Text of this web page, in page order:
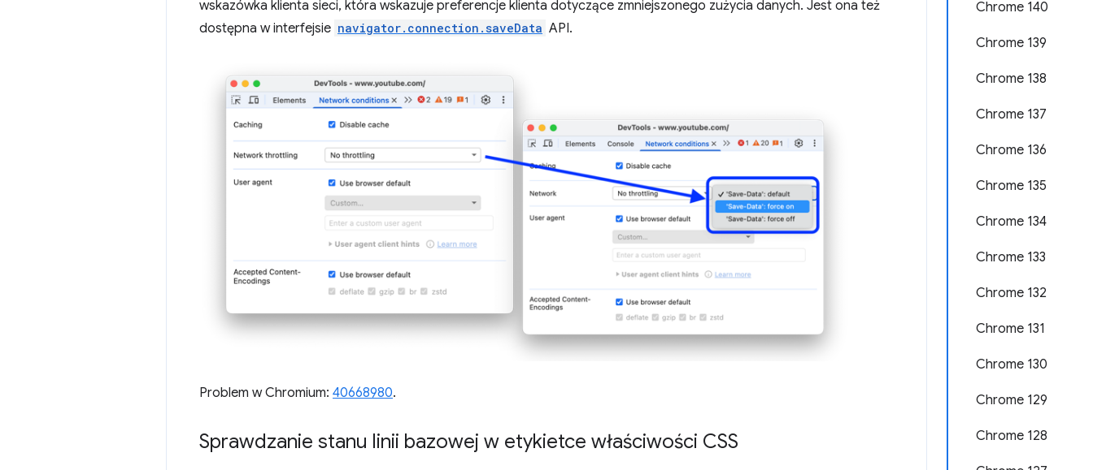
Chrome 140
Chrome 139
Chrome 138
Chrome 137
Chrome 136
Chrome 135
Chrome 134
Chrome 133
Chrome 132
Chrome 131
Chrome 130
Chrome 129
Chrome 128
wskazówka klienta sieci, która wskazuje preferencje klienta dotyczące zmniejszonego zużycia danych. Jest ona też
dostępna w interfejsie navigator.connection.saveData API.
Problem w Chromium: 40668980.
Sprawdzanie stanu linii bazowej w etykietce właściwości CSS